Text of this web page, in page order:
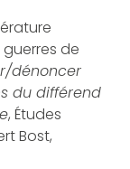
de
dénoncer
du différend
, Études
Bost,